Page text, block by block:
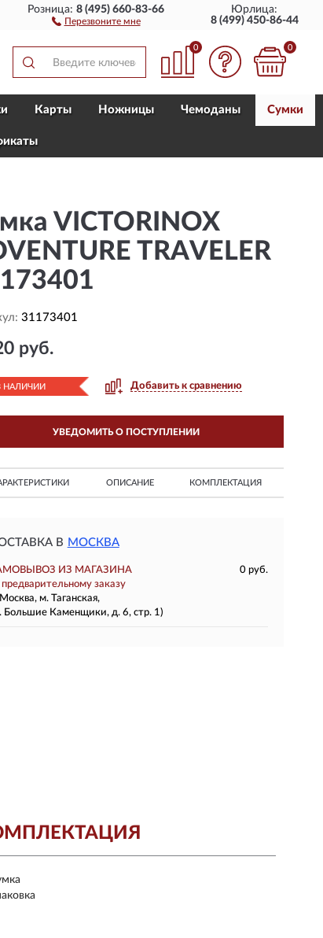
ДОСТАВИМ ПО ВСЕЙ РОССИИ
Розница:8 (495) 660-83-66
Перезвоните мне
Юрлица:
8 (499) 450-86-44
0 0
Карты Ножницы Чемоданы Сумки
VICTORINOX
TRAVELER
31173401
руб.
НАЛИЧИИ Добавить к сравнению
УВЕДОМИТЬ О ПОСТУПЛЕНИИ
ОПИСАНИЕ КОМПЛЕКТАЦИЯ
В МОСКВА
ИЗ МАГАЗИНА
0 руб.
предварительному заказу
Москва, м. Таганская,
Большие Каменщики, д. 6, стр. 1)